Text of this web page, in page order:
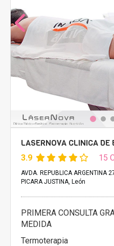
LASERNOVA CLINICA DE
3.9 15
AVDA. REPUBLICA ARGENTINA
PICARA JUSTINA, León
PRIMERA CONSULTA
MEDIDA
Termoterapia